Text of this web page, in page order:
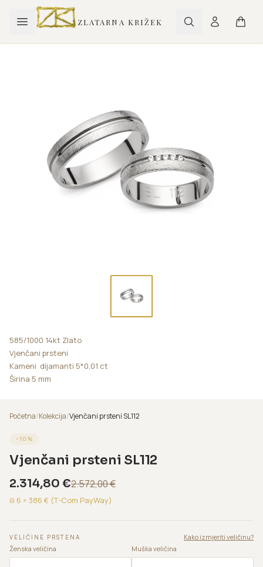
ZLATARNA KRIŽEK
585/1000 14kt Zlato
Vjenčani prsteni
Kameni dijamanti 5*0,01 ct
Širina 5 mm
Početna/Kolekcija/Vjenčani prsteni SL112
− 10 %
Vjenčani prsteni SL112
2.314,80 €2.572,00€
ili 6 × 386 € (T-Com PayWay)
VELIČINE PRSTENA
Kako izmjeriti veličinu?
Ženska veličina
Muška veličina